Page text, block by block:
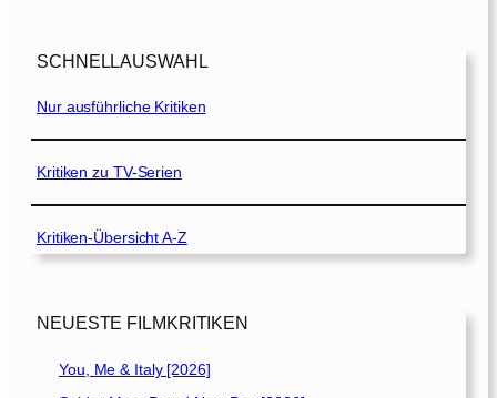
–
e
d
i
d
T
d
r
r
a
u
F
r
m
e
SCHNELLAUSWAHL
Nur ausführliche Kritiken
Kritiken zu TV-Serien
Kritiken-Übersicht A-Z
NEUESTE FILMKRITIKEN
You, Me & Italy [2026]